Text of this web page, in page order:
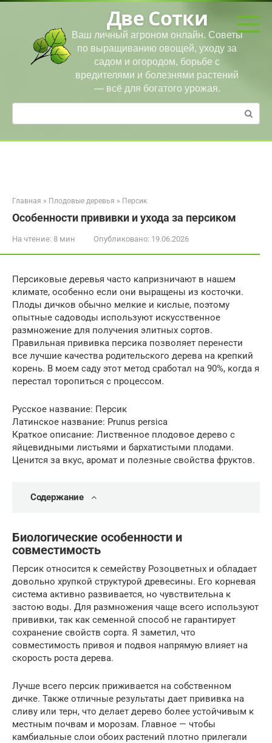
Перейти
Две Сотки
Ваш личный агроном онлайн. Советы
по выращиванию овощей, уходу за
садом и огородом, борьбе с
вредителями и болезнями растений
— всё для богатого урожая.
Поиск:
Главная » Плодовые деревья » Персик
Особенности прививки и ухода за персиком
На чтение: 8 мин Опубликовано: 19.06.2026
Персиковые деревья часто капризничают в нашем
климате, особенно если они выращены из косточки.
Плоды дичков обычно мелкие и кислые, поэтому
опытные садоводы используют искусственное
размножение для получения элитных сортов.
Правильная прививка персика позволяет перенести
все лучшие качества родительского дерева на крепкий
корень. В моем саду этот метод сработал на 90%, когда я
перестал торопиться с процессом.
Русское название: Персик
Латинское название: Prunus persica
Краткое описание: Лиственное плодовое дерево с
яйцевидными листьями и бархатистыми плодами.
Ценится за вкус, аромат и полезные свойства фруктов.
Содержание
Биологические особенности и
совместимость
Персик относится к семейству Розоцветных и обладает
довольно хрупкой структурой древесины. Его корневая
система активно развивается, но чувствительна к
застою воды. Для размножения чаще всего используют
прививки, так как семенной способ не гарантирует
сохранение свойств сорта. Я заметил, что
совместимость привоя и подвоя напрямую влияет на
скорость роста дерева.
Лучше всего персик приживается на собственном
дичке. Также отличные результаты дает прививка на
сливу или терн, что делает дерево более устойчивым к
местным почвам и морозам. Главное — чтобы
камбиальные слои обоих растений плотно прилегали